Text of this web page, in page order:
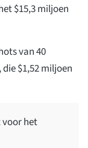
$15,3 miljoen
van 40
$1,52 miljoen
voor het